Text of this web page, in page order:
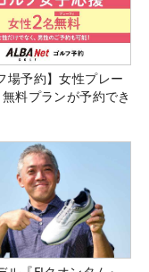
場予約】女性プレー
料プランが予約でき